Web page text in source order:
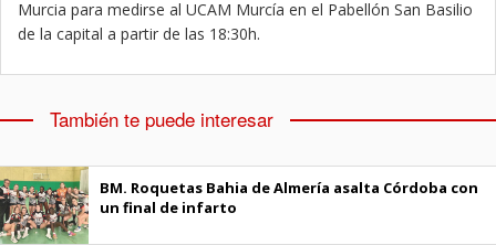
Murcia para medirse al UCAM Murcía en el Pabellón San Basilio
de la capital a partir de las 18:30h.
También te puede interesar
BM. Roquetas Bahia de Almería asalta Córdoba con
un final de infarto